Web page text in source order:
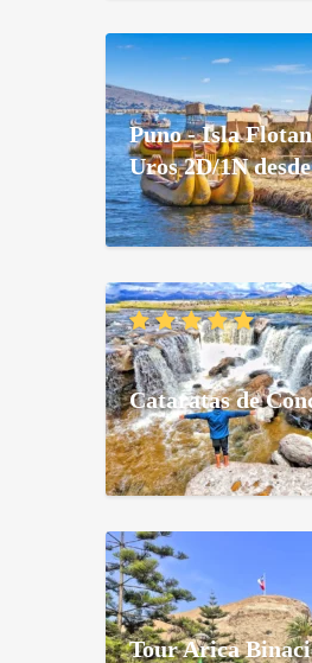
Puno - Isla
Uros 2D/1N
Cataratas de
Tour Arica